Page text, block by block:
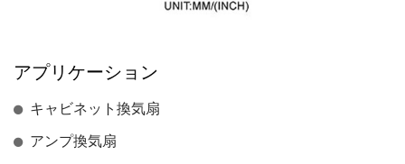
アプリケーション
キャビネット換気扇
アンプ換気扇